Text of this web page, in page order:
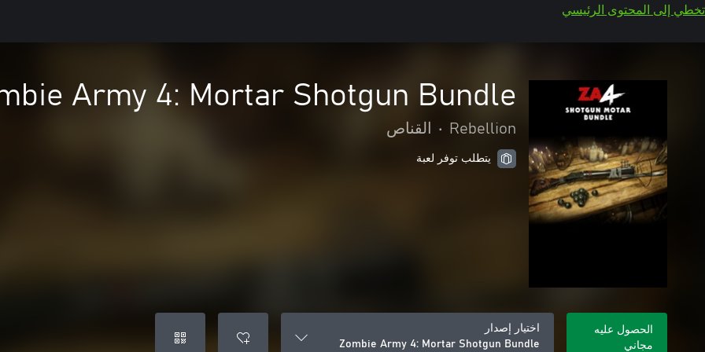
تخطي إلى المحتوى الرئيسي
Army 4: Mortar Shotgun Bundle
Rebellion
• القناص
يتطلب توفر لعبة
الحصول عليه
مجاني
اختيار إصدار
Zombie Army 4: Mortar Shotgun Bundle